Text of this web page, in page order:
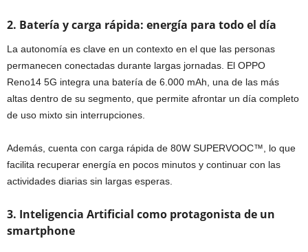
2. Batería y carga rápida: energía para todo el día
La autonomía es clave en un contexto en el que las personas
permanecen conectadas durante largas jornadas. El OPPO
Reno14 5G integra una batería de 6.000 mAh, una de las más
altas dentro de su segmento, que permite afrontar un día completo
de uso mixto sin interrupciones.
Además, cuenta con carga rápida de 80W SUPERVOOC™, lo que
facilita recuperar energía en pocos minutos y continuar con las
actividades diarias sin largas esperas.
3. Inteligencia Artificial como protagonista de un
smartphone